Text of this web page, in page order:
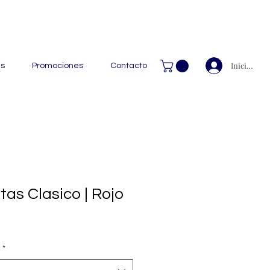
Promociones Contacto Iniciar
Clasico | Rojo
*